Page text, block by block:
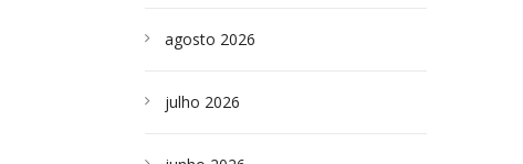
agosto 2026
julho 2026